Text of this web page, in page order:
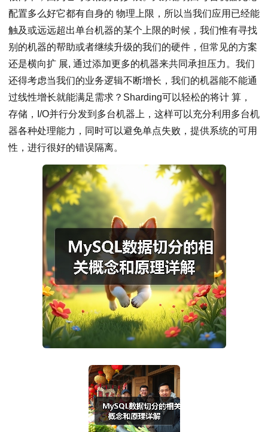
配置多么好它都有自身的 物理上限，所以当我们应用已经能
触及或远远超出单台机器的某个上限的时候，我们惟有寻找
别的机器的帮助或者继续升级的我们的硬件，但常见的方案
还是横向扩 展, 通过添加更多的机器来共同承担压力。我们
还得考虑当我们的业务逻辑不断增长，我们的机器能不能通
过线性增长就能满足需求？Sharding可以轻松的将计 算，
存储，I/O并行分发到多台机器上，这样可以充分利用多台机
器各种处理能力，同时可以避免单点失败，提供系统的可用
性，进行很好的错误隔离。